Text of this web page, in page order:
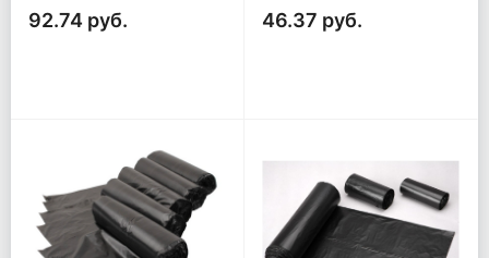
92.74 руб. 46.37 руб.